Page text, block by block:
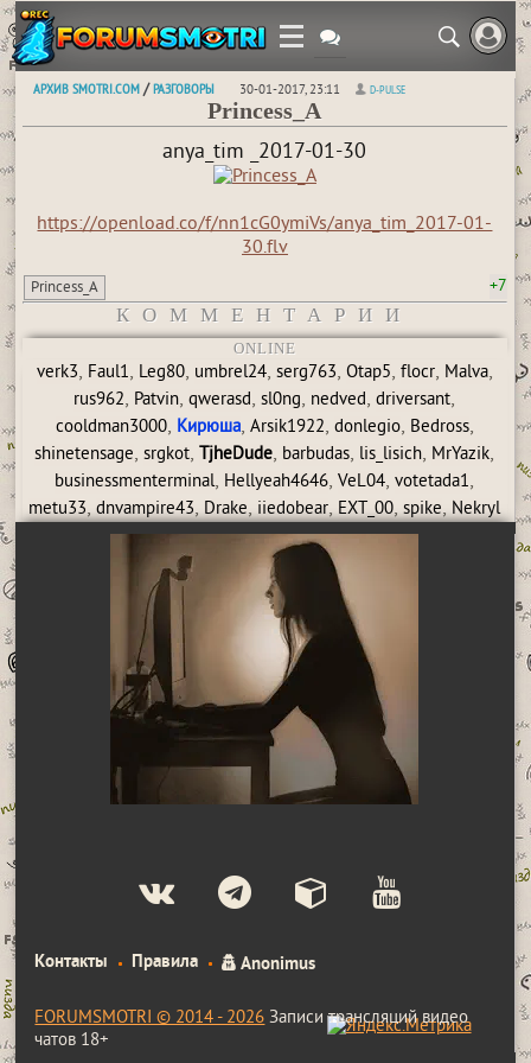
АРХИВ SMOTRI.COM /РАЗГОВОРЫ 30-01-2017, 23:11 D-PULSE
Princess_A
anya_tim _2017-01-30
https://openload.co/f/nn1cG0ymiVs/anya_tim_2017-01-
30.flv
Princess_A +7
КОММЕНТАРИИ
ONLINE
verk3, Faul1, Leg80, umbrel24, serg763, Otap5, flocr, Malva,
rus962, Patvin,qwerasd,sl0ng, nedved,driversant,
cooldman3000, Кирюша, Arsik1922, donlegio, Bedross,
shinetensage,srgkot,TjheDude, barbudas, lis_lisich, MrYazik,
businessmenterminal, Hellyeah4646,VeL04,votetada1,
metu33,dnvampire43, Drake, iiedobear, EXT_00,spike, Nekryl
Контакты Правила Anonimus
FORUMSMOTRI © 2014 - 2026Записи трансляций видео
чатов 18+